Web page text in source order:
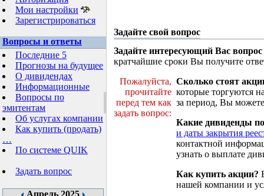
Мои настройки
Зарегистрироваться
Вопросы и ответы
Последние 5
Прогнозы на будущее
О дивидендах
Информационные
Вопросы по
эмитентам
Об услугах компании
Как купить (продать)
…
По системе QUIK
Задать вопрос
Апрель 2025
Задайте свой вопрос
Задайте интересующий Вас вопрос
кратчайшие сроки Вы получите
Пожалуйста,
прочитайте
перед тем как
задать вопрос:
Сколько стоят
которые торгуются
за период, Вы
Какие дивиденды
и даты закрытия
контактной
узнать о выплате
Как купить акции?
нашей компании и